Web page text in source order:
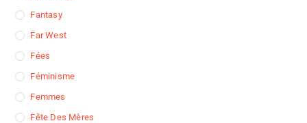
Fantasy
Far West
Fées
Féminisme
Femmes
Fête Des Mères